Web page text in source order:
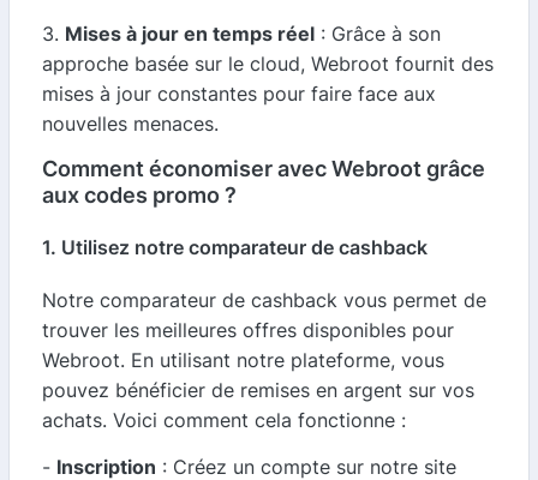
3. Mises à jour en temps réel : Grâce à son
approche basée sur le cloud, Webroot fournit des
mises à jour constantes pour faire face aux
nouvelles menaces.
Comment économiser avec Webroot grâce
aux codes promo ?
1. Utilisez notre comparateur de cashback
Notre comparateur de cashback vous permet de
trouver les meilleures offres disponibles pour
Webroot. En utilisant notre plateforme, vous
pouvez bénéficier de remises en argent sur vos
achats. Voici comment cela fonctionne :
- Inscription : Créez un compte sur notre site